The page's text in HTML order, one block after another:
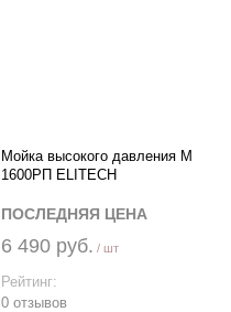
Мойка высокого давления М
1600РП ELITECH
ПОСЛЕДНЯЯ ЦЕНА
6 490 руб. / шт
Рейтинг:
0 отзывов